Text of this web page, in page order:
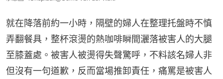
就在降落前約一小時，隔壁的婦人在整理托盤時不慎
弄翻餐具，整杯滾燙的熱咖啡瞬間灑落被害人的大腿
至膝蓋處。被害人被燙得失聲驚呼，不料該名婦人非
但沒有一句道歉，反而當場推卸責任，痛罵是被害人